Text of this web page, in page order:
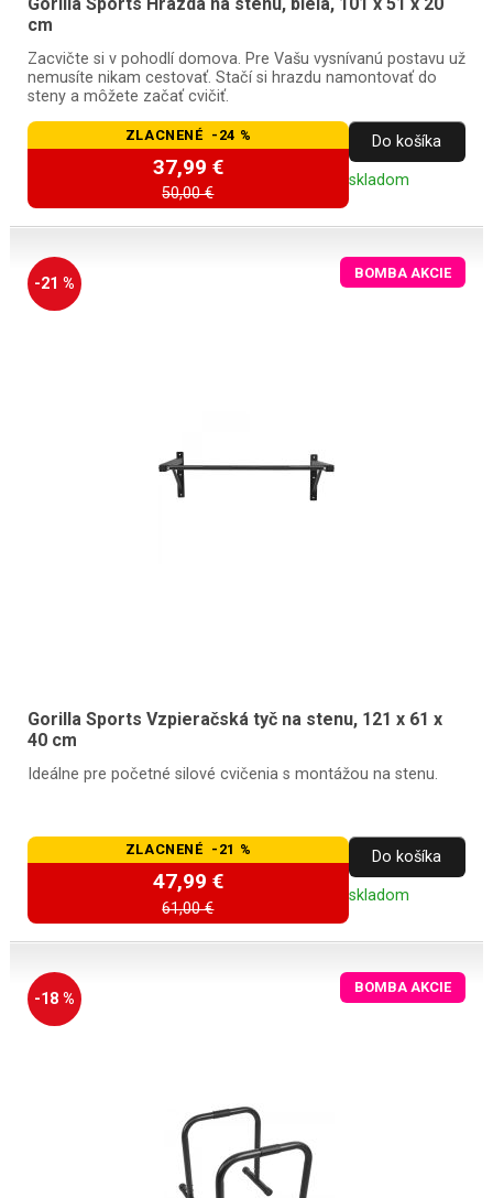
cm
Zacvičte si v pohodlí domova. Pre Vašu vysnívanú postavu už
nemusíte nikam cestovať. Stačí si hrazdu namontovať do
steny a môžete začať cvičiť.
ZLACNENÉ -24 %
37,99 €
50,00 €
Do košíka
skladom
-21 %
BOMBA AKCIE
Gorilla Sports Vzpieračská tyč na stenu, 121 x 61 x
40 cm
Ideálne pre početné silové cvičenia s montážou na stenu.
ZLACNENÉ -21 %
47,99 €
61,00 €
Do košíka
skladom
-18 %
BOMBA AKCIE